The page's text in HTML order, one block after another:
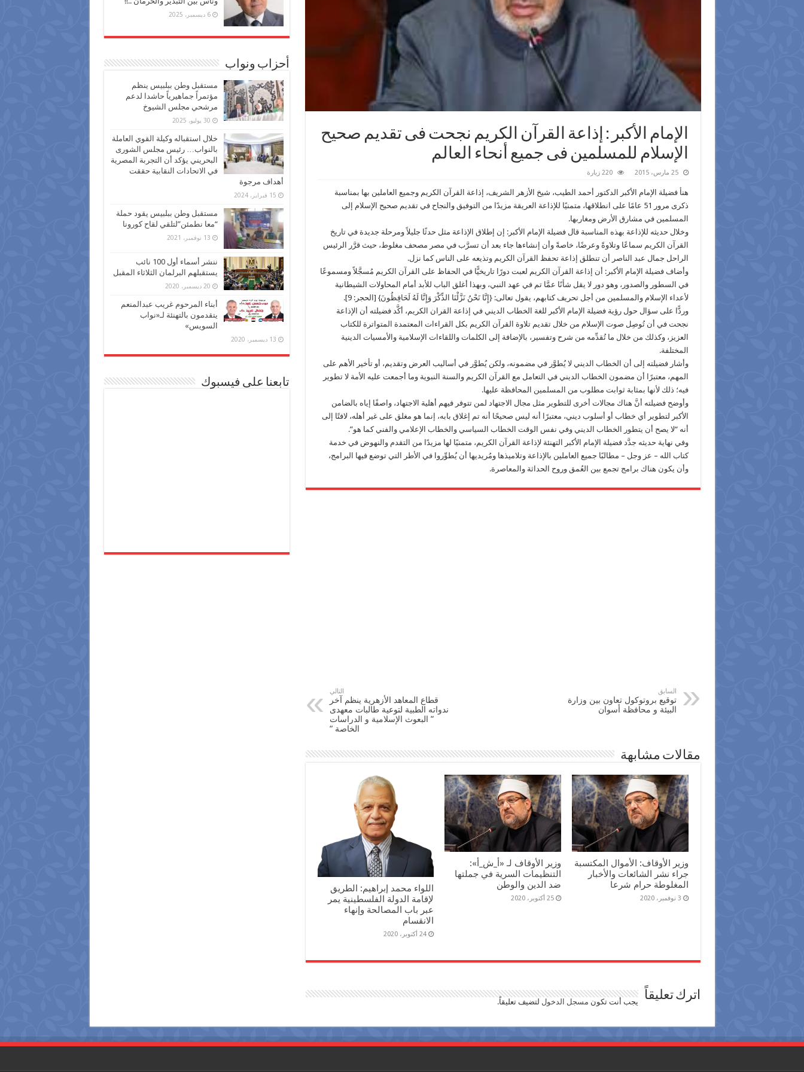
الإمام الأكبر : ‏إذاعة القرآن الكريم‬ نجحت فى تقديم صحيح
‫‏الإسلام‬ للمسلمين فى جميع أنحاء العالم
25 مارس، 2015 220 زيارة
هنأ فضيلة الإمام الأكبر الدكتور أحمد ‫‏الطيب‬، ‫‏شيخ الأزهر‬ الشريف، إذاعة ‫‏القرآن الكريم‬ وجميع العاملين بها بمناسبة
ذكرى مرور 51 عامًا على انطلاقها، متمنيًا للإذاعة العريقة مزيدًا من التوفيق والنجاح في تقديم صحيح الإسلام إلى
المسلمين في مشارق الأرض ومغاربها.
وخلال حديثه للإذاعة بهذه المناسبة قال فضيلة الإمام الأكبر: إن إطلاق الإذاعة مثل حدثًا جليلاً ومرحلة جديدة في تاريخ
القرآن الكريم سماعًا وتلاوةً وعرضًا، خاصةً وأن إنشاءها جاء بعد أن تسرَّب في مصر مصحف مغلوط، حيث قرَّر الرئيس
الراحل جمال عبد الناصر أن تنطلق إذاعة تحفظ القرآن الكريم وتذيعه على الناس كما نزل.
وأضاف فضيلة الإمام الأكبر: أن إذاعة القرآن الكريم لعبت دورًا تاريخيًّا في الحفاظ على القرآن الكريم مُسجَّلاً ومسموعًا
في السطور والصدور، وهو دور لا يقل شأنًا عمَّا تم في عهد النبي، وبهذا أغلق الباب للأبد أمام المحاولات الشيطانية
لأعداء الإسلام والمسلمين من أجل تحريف كتابهم، يقول تعالى: {إِنَّا نَحْنُ نَزَّلْنَا الذِّكْرَ وَإِنَّا لَهُ لَحَافِظُونَ} [الحجر: 9].
وردًّا على سؤال حول رؤية فضيلة الإمام الأكبر للغة الخطاب الديني في إذاعة القران الكريم، أكَّد فضيلته أن الإذاعة
نجحت في أن تُوصِل صوت الإسلام من خلال تقديم تلاوة القرآن الكريم بكل القراءات المعتمدة المتواترة للكتاب
العزيز، وكذلك من خلال ما تُقدِّمه من شرح وتفسير، بالإضافة إلى الكلمات واللقاءات الإسلامية والأمسيات الدينية
المختلفة.
وأشار فضيلته إلى أن الخطاب الديني لا يُطوَّر في مضمونه، ولكن يُطوَّر في أساليب العرض وتقديم، أو تأخير الأهم على
المهم، معتبرًا أن مضمون الخطاب الديني في التعامل مع القرآن الكريم والسنة النبوية وما أجمعت عليه الأمة لا تطوير
فيه؛ ذلك لأنها بمثابة ثوابت مطلوب من المسلمين المحافظة عليها.
وأوضح فضيلته أنَّ هناك مجالات أخرى للتطوير مثل مجال الاجتهاد لمن تتوفر فيهم أهلية الاجتهاد، واصفًا إياه بالضامن
الأكبر لتطوير أي خطاب أو أسلوب ديني، معتبرًا أنه ليس صحيحًا أنه تم إغلاق بابه، إنما هو مغلق على غير أهله، لافتًا إلى
أنه “لا يصح أن يتطور الخطاب الديني وفي نفس الوقت الخطاب السياسي والخطاب الإعلامي والفني كما هو”.
وفي نهاية حديثه جدَّد فضيلة الإمام الأكبر التهنئة لإذاعة القرآن الكريم، متمنيًا لها مزيدًا من التقدم والنهوض في خدمة
كتاب الله – عز وجل – مطالبًا جميع العاملين بالإذاعة وتلاميذها ومُريديها أن يُطوِّروا في الأطر التي توضع فيها البرامج،
وأن يكون هناك برامج تجمع بين العُمق وروح الحداثة والمعاصرة.
السابق
توقيع بروتوكول تعاون بين وزارة
البيئة و محافظة أسوان
التالي
‫قطاع المعاهد الأزهرية‬ ينظم آخر
ندواته الطبية لتوعية طالبات معهدى
” البعوث الإسلامية و الدراسات
الخاصة “
مقالات مشابهة
وزير الأوقاف: الأموال المكتسبة
جراء نشر الشائعات والأخبار
المغلوطة حرام شرعا
3 نوفمبر، 2020
وزير الأوقاف لـ «أ_ش_أ»:
التنظيمات السرية في جملتها
ضد الدين والوطن
25 أكتوبر، 2020
اللواء محمد إبراهيم: الطريق
لإقامة الدولة الفلسطينية يمر
عبر باب المصالحة وإنهاء
الانقسام
24 أكتوبر، 2020
اترك تعليقاً يجب أنت تكون مسجل الدخول لتضيف تعليقاً.
6 ديسمبر، 2025
أحزاب ونواب
مستقبل وطن ببلبيس ينظم
مؤتمراً جماهيرياً حاشدا لدعم
مرشحي مجلس الشيوخ
30 يوليو، 2025
خلال استقباله وكيلة القوي العاملة
بالنواب… رئيس مجلس الشورى
البحريني يؤكد أن التجربة المصرية
في الاتحادات النقابية حققت
أهداف مرجوة
15 فبراير، 2024
مستقبل وطن ببلبيس يقود حملة
“معا نطمئن”لتلقي لقاح كورونا
13 نوفمبر، 2021
ننشر أسماء أول 100 نائب
يستقبلهم البرلمان الثلاثاء المقبل
20 ديسمبر، 2020
أبناء المرحوم غريب عبدالمنعم
يتقدمون بالتهنئة لـ«نواب
السويس»
13 ديسمبر، 2020
تابعنا على فيسبوك